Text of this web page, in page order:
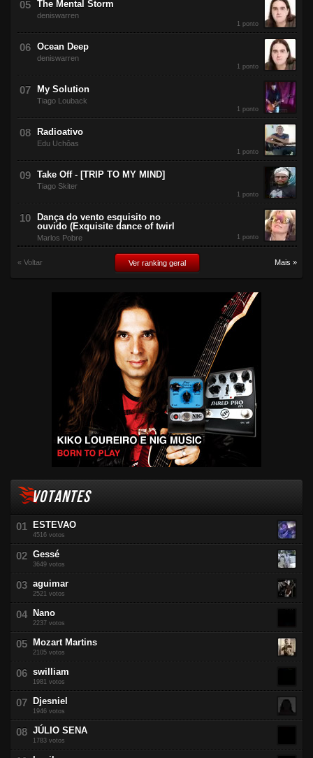
The Mental Storm
deniswarren
1 ponto
Ocean Deep
deniswarren
1 ponto
My Solution
Tiago Louback
1 ponto
Radioativo
Edu Uchôas
1 ponto
Take Off - [TRIP TO MY MIND]
Tiago Skiter
1 ponto
Dança do vento esquisito no
ouvido (Exquisite dance of twirl
Marlos Pobre 1 ponto
« Voltar Ver ranking geral Mais »
VOTANTES
ESTEVAO
4516 votos
Gessé
3649 votos
aguimar
2521 votos
Nano
2237 votos
Mozart Martins
2105 votos
swilliam
1981 votos
Djesniel
1946 votos
JÚLIO SENA
1783 votos